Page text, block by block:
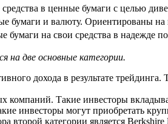
в ценные бумаги с целью
бумаги и валюту. Ориентированы на
на свои средства в надежде
на две основные категории.
дохода в результате
компаний. Такие инвесторы
инвесторы могут приобретать
категории является